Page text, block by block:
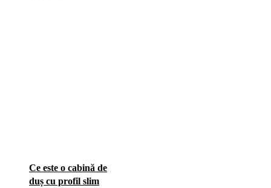
Ce este o cabină de
duș cu profil slim